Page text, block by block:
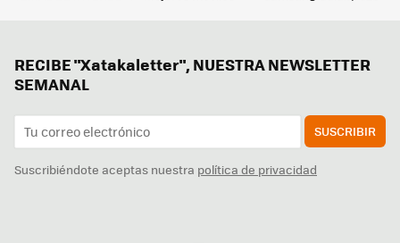
RECIBE "Xatakaletter", NUESTRA NEWSLETTER
SEMANAL
SUSCRIBIR
Suscribiéndote aceptas nuestra política de privacidad